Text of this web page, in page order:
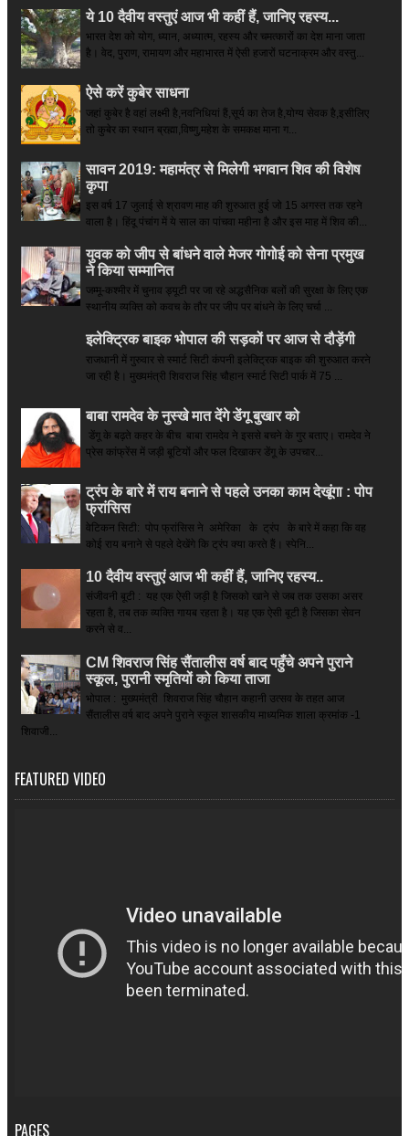
ये 10 दैवीय वस्तुएं आज भी कहीं हैं, जानिए रहस्य...
भारत देश को योग, ध्यान, अध्यात्म, रहस्य और चमत्कारों का देश माना जाता
है। वेद, पुराण, रामायण और महाभारत में ऐसी हजारों घटनाक्रम और वस्तु...
ऐसे करें कुबेर साधना
जहां कुबेर है­ वहां लक्ष्मी है,नवनिधियां हैं,सूर्य का तेज है,योग्य सेवक है,इसीलिए
तो कुबेर का स्थान ब्रह्मा,विष्णु,महेश के समकक्ष माना ग...
सावन 2019: महामंत्र से मिलेगी भगवान शिव की विशेष
कृपा
इस वर्ष 17 जुलाई से श्रावण माह की शुरुआत हुई जो 15 अगस्त तक रहने
वाला है। हिंदू पंचांग में ये साल का पांचवा महीना है और इस माह में शिव की...
युवक को जीप से बांधने वाले मेजर गोगोई को सेना प्रमुख
ने किया सम्‍मानित
जम्मू-कश्मीर में चुनाव ड्यूटी पर जा रहे अद्धसैनिक बलों की सुरक्षा के लिए एक
स्थानीय व्यक्ति को कवच के तौर पर जीप पर बांधने के लिए चर्चा ...
इलेक्ट्रिक बाइक भोपाल की सड़कों पर आज से दौड़ेंगी
राजधानी में गुरुवार से स्मार्ट सिटी कंपनी इलेक्ट्रिक बाइक की शुरुआत करने
जा रही है। मुख्यमंत्री शिवराज सिंह चौहान स्मार्ट सिटी पार्क में 75 ...
बाबा रामदेव के नुस्खे मात देंगे डेंगू बुखार को
डेंगू के बढ़ते कहर के बीच बाबा रामदेव ने इससे बचने के गुर बताए। रामदेव ने
प्रेस कांफ्रेंस में जड़ी बूटियों और फल दिखाकर डेंगू के उपचार...
ट्रंप के बारे में राय बनाने से पहले उनका काम देखूंगा : पोप
फ्रांसिस
वेटिकन सिटी: पोप फ्रांसिस ने अमेरिका के ट्रंप के बारे में कहा कि वह
कोई राय बनाने से पहले देखेंगे कि ट्रंप क्या करते हैं। स्पेनि...
10 दैवीय वस्तुएं आज भी कहीं हैं, जानिए रहस्य..
संजीवनी बूटी : यह एक ऐसी जड़ी है जिसको खाने से जब तक उसका असर
रहता है, तब तक व्यक्ति गायब रहता है। यह एक ऐसी बूटी है जिसका सेवन
करने से व...
CM शिवराज सिंह सैंतालीस वर्ष बाद पहुँचे अपने पुराने
स्कूल, पुरानी स्मृतियों को किया ताजा
भोपाल : मुख्यमंत्री शिवराज सिंह चौहान कहानी उत्सव के तहत आज
सैंतालीस वर्ष बाद अपने पुराने स्कूल शासकीय माध्यमिक शाला क्रमांक -1
शिवाजी...
FEATURED VIDEO
PAGES